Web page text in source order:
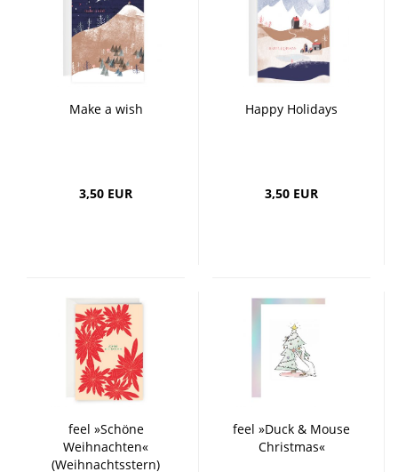
Make a wish
3,50 EUR
Happy Holidays
3,50 EUR
feel »Schöne
Weihnachten«
(Weihnachtsstern)
feel »Duck & Mouse
Christmas«